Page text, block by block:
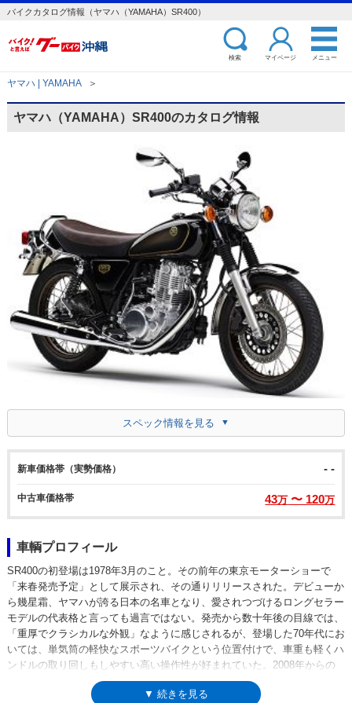
バイクカタログ情報（ヤマハ（YAMAHA）SR400）
検索 マイページ メニュー
ヤマハ | YAMAHA ＞
ヤマハ（YAMAHA）SR400のカタログ情報
スペック情報を見る
新車価格帯（実勢価格） - -
中古車価格帯 43万 〜 120万
車輌プロフィール
SR400の初登場は1978年3月のこと。その前年の東京モーターショーで
「来春発売予定」として展示され、その通りリリースされた。デビューか
ら幾星霜、ヤマハが誇る日本の名車となり、愛されつづけるロングセラー
モデルの代表格と言っても過言ではない。発売から数十年後の目線では、
「重厚でクラシカルな外観」なように感じされるが、登場した70年代にお
いては、単気筒の軽快なスポーツバイクという位置付けで、車重も軽くハ
ンドルの取り回しもしやすい高い操作性が好まれていた。2008年からの
排出ガス規制に対応しきれず、惜しまれながらいったん生産終了になった
が、フューエルインジェクションを搭載した環境規制対応モデルが開発さ
▼ 続きを見る